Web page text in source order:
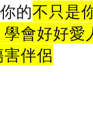
的不只是
會好好愛
伴侶